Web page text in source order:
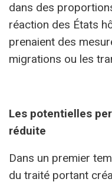
dans des
réaction des États
prenaient des
migrations ou les
Les potentielles
réduite
Dans un premier
du traité portant